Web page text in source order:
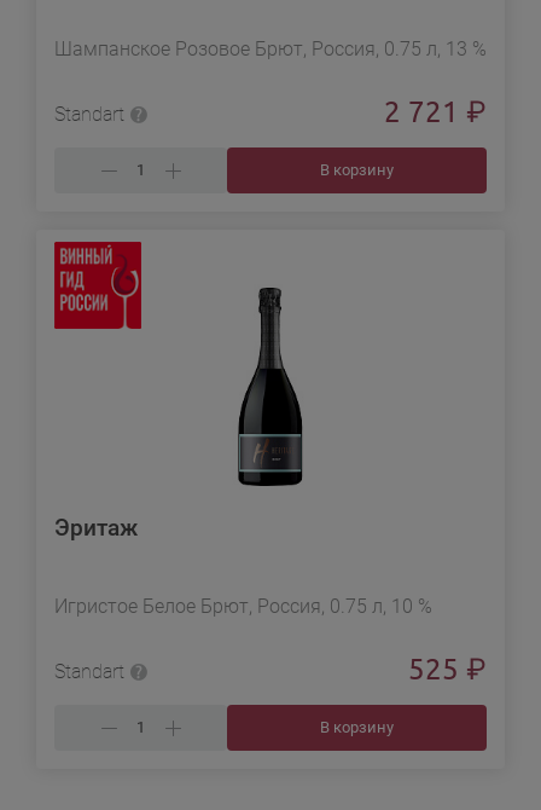
Шампанское Розовое Брют, Россия, 0.75 л, 13 %
Standart 2 721 ₽
В корзину
Эритаж
Игристое Белое Брют, Россия, 0.75 л, 10 %
Standart 525 ₽
В корзину